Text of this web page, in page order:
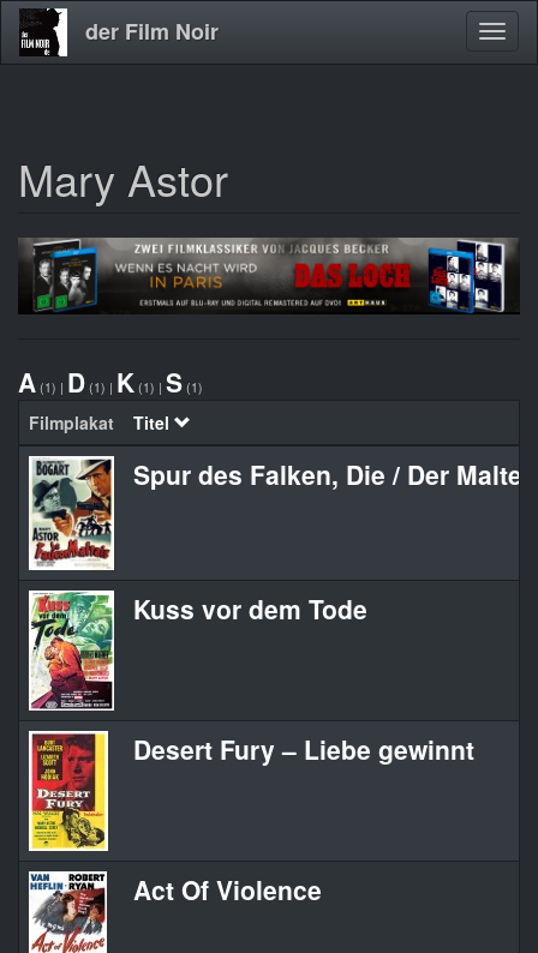
Direkt
zum
der Film Noir
Mary Astor
A (1) | D (1) | K (1) | S (1)
Filmplakat Titel
Spur des Falken, Die / Der
Kuss vor dem Tode
Desert Fury – Liebe gewinnt
Act Of Violence